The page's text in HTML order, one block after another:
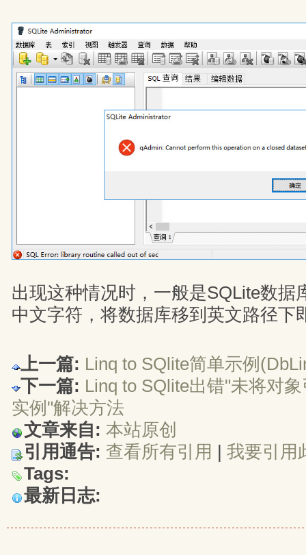
出现这种情况时，一般是SQLite数据
中文字符，将数据库移到英文路径下
上一篇: Linq to SQlite简单示例
下一篇: Linq to SQlite出错"未将对
实例"解决方法
文章来自: 本站原创
引用通告: 查看所有引用 | 我要引用
Tags:
最新日志: